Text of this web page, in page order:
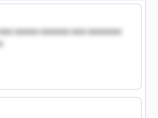
xxxxx xxxxxx xxx xxxxxxx